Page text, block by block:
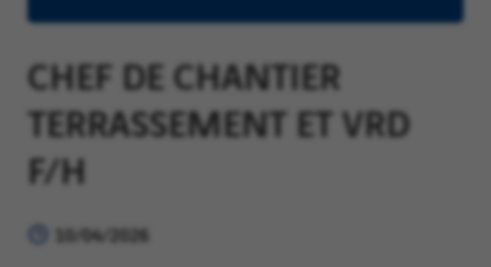
CHEF DE CHANTIER
TERRASSEMENT ET VRD
F/H
10/04/2026